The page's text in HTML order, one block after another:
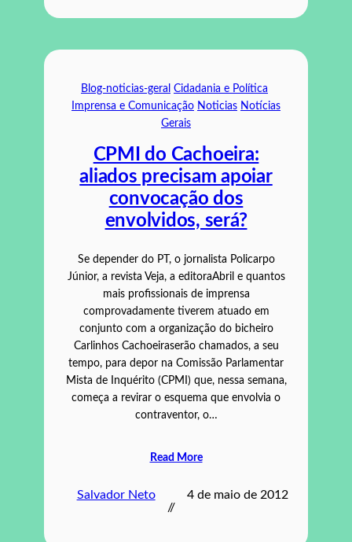
Blog-noticias-geral Cidadania e Política
Imprensa e Comunicação Noticias Notícias
Gerais
CPMI do Cachoeira:
aliados precisam apoiar
convocação dos
envolvidos, será?
Se depender do PT, o jornalista Policarpo
Júnior, a revista Veja, a editoraAbril e quantos
mais profissionais de imprensa
comprovadamente tiverem atuado em
conjunto com a organização do bicheiro
Carlinhos Cachoeiraserão chamados, a seu
tempo, para depor na Comissão Parlamentar
Mista de Inquérito (CPMI) que, nessa semana,
começa a revirar o esquema que envolvia o
contraventor, o…
Read More
Salvador Neto
//
4 de maio de 2012